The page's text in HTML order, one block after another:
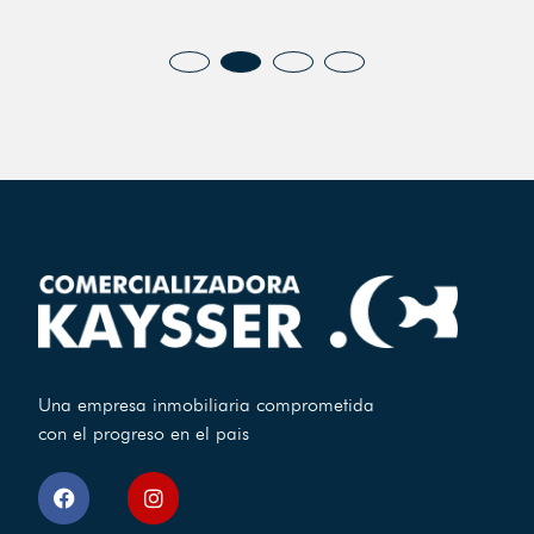
Una empresa inmobiliaria comprometida
con el progreso en el pais